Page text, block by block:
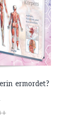
ermordet?